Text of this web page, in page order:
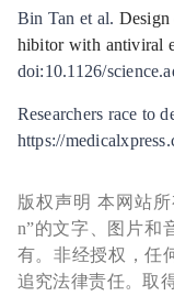
Bin Tan et al.
hibitor with antiviral
doi:10.1126/
Researchers race to
https://
版权声明 本网站
n”的文字、图片和
有。非经授权，任
追究法律责任。取